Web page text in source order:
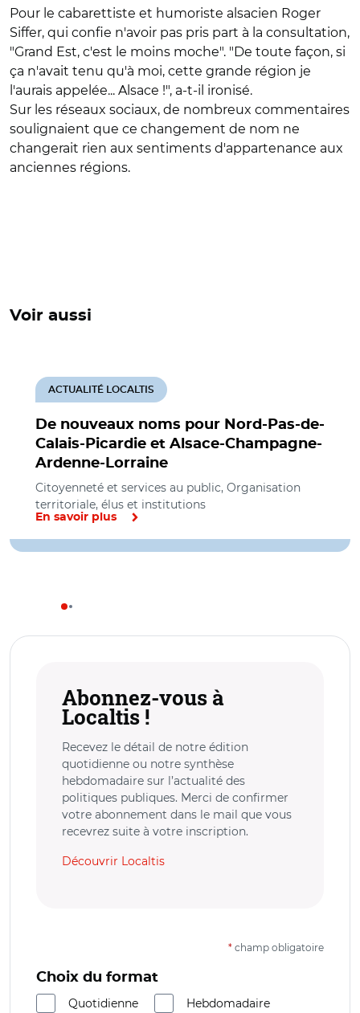
Pour le cabarettiste et humoriste alsacien Roger
Siffer, qui confie n'avoir pas pris part à la consultation,
"Grand Est, c'est le moins moche". "De toute façon, si
ça n'avait tenu qu'à moi, cette grande région je
l'aurais appelée... Alsace !", a-t-il ironisé.
Sur les réseaux sociaux, de nombreux commentaires
soulignaient que ce changement de nom ne
changerait rien aux sentiments d'appartenance aux
anciennes régions.
Voir aussi
De nouveaux noms pour Nord-Pas-de-
Calais-Picardie et Alsace-Champagne-
Ardenne-Lorraine
ACTUALITÉ LOCALTIS
Citoyenneté et services au public, Organisation
territoriale, élus et institutions
En savoir plus
Abonnez-vous à
Localtis !
Recevez le détail de notre édition
quotidienne ou notre synthèse
hebdomadaire sur l’actualité des
politiques publiques. Merci de confirmer
votre abonnement dans le mail que vous
recevrez suite à votre inscription.
Découvrir Localtis
* champ obligatoire
Choix du format
Quotidienne
Hebdomadaire